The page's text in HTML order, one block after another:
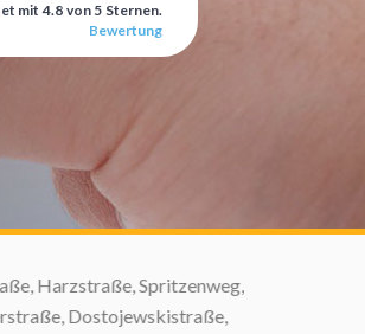
mit 4.8 von 5 Sternen.
Bewertung
Spritzenweg, In
Dostojewskistraße,